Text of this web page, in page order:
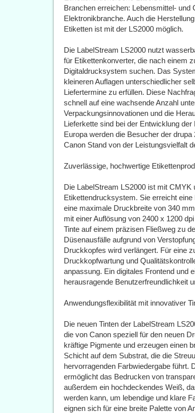
Branchen erreichen: Lebensmittel-
Elektronikbranche. Auch die
Etiketten ist mit der LS2000 möglich.
Die LabelStream LS2000 nutzt
für Etikettenkonverter, die nach einem
Digitaldrucksystem suchen. Das
kleineren Auflagen unterschiedlicher
Liefertermine zu erfüllen. Diese
schnell auf eine wachsende Anzahl
Verpackungsinnovationen und die
Lieferkette sind bei der Entwicklung
Europa werden die Besucher der
Canon Stand von der Leistungsvielfalt
Zuverlässige, hochwertige
Die LabelStream LS2000 ist mit CMYK
Etikettendrucksystem. Sie erreicht
eine maximale Druckbreite von 340
mit einer Auflösung von 2400 x 1200
Tinte auf einem präzisen Fließweg zu
Düsenausfälle aufgrund von
Druckkopfes wird verlängert. Für eine
Druckkopfwartung und
anpassung. Ein digitales Frontend und
herausragende Benutzerfreundlichkeit
Anwendungsflexibilität mit innovativer
Die neuen Tinten der LabelStream
die von Canon speziell für den neuen
kräftige Pigmente und erzeugen einen
Schicht auf dem Substrat, die die
hervorragenden Farbwiedergabe führt.
ermöglicht das Bedrucken von
außerdem ein hochdeckendes Weiß,
werden kann, um lebendige und klare
eignen sich für eine breite Palette von